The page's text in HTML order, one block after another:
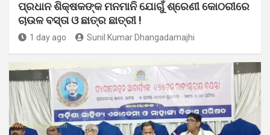
ପ୍ରଧାନ ଶିକ୍ଷକଙ୍କ ମନମାନି ଯୋଗୁଁ ଶ୍ରେଣୀ କୋଠରୀରେ
ଚାଉଳ ବସ୍ତା ଓ ଛାତ୍ର ଛାତ୍ରୀ !
1 day ago Sunil Kumar Dhangadamajhi